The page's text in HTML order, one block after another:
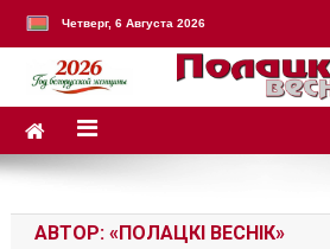
Четверг, 6 Августа 2026
АВТОР: «ПОЛАЦКІ ВЕСНІК»